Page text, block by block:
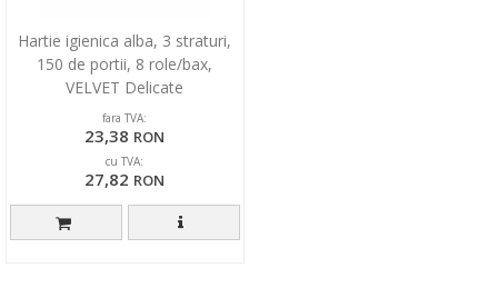
Hartie igienica alba, 3 straturi,
150 de portii, 8 role/bax,
VELVET Delicate
fara TVA:
23,38 RON
cu TVA:
27,82 RON